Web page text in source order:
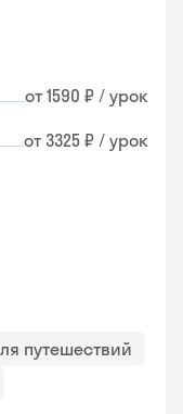
от 1590 ₽ / урок
от 3325 ₽ / урок
путешествий